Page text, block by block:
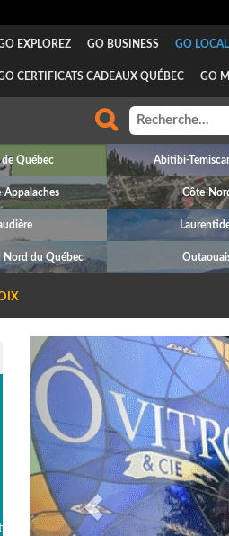
EXPLOREZ GO BUSINESS GO LOCAL
CERTIFICATS CADEAUX QUÉBEC GO
de Québec Abitibi-
Appalaches Côte-
Nord du Québec
Previous